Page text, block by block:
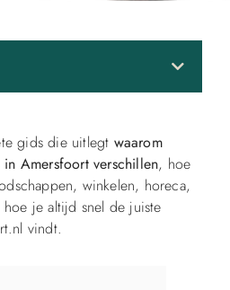
gids die uitlegt waarom
Amersfoort verschillen, hoe
winkelen, horeca,
je altijd snel de juiste
vindt.